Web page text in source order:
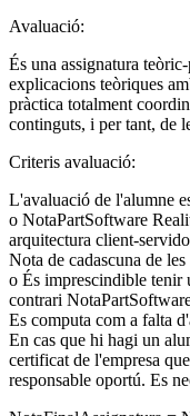
Avaluació:
És una assignatura
explicacions teòriques
pràctica totalment
continguts, i per tant, de
Criteris avaluació:
L'avaluació de l'alumne
o NotaPartSoftware
arquitectura client-
Nota de cadascuna de
o És imprescindible tenir
contrari
Es computa com a falta
En cas que hi hagi un
certificat de l'empresa
responsable oportú. Es